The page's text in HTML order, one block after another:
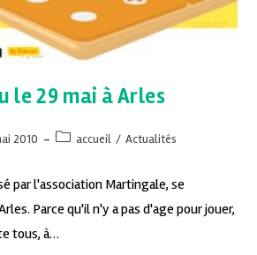
le 29 mai à Arles
2010 accueil / Actualités
par l'association Martingale, se
Parce qu'il n'y a pas d'age pour jouer,
tous, à…